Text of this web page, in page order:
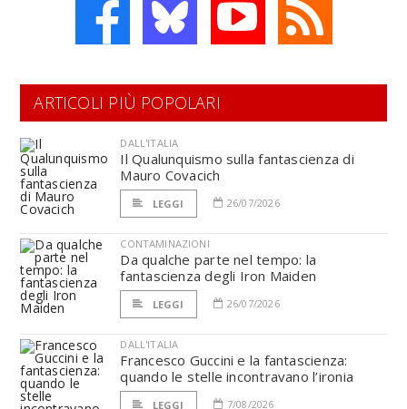
ARTICOLI PIÙ POPOLARI
DALL'ITALIA
Il Qualunquismo sulla fantascienza di
Mauro Covacich
LEGGI 26/07/2026
CONTAMINAZIONI
Da qualche parte nel tempo: la
fantascienza degli Iron Maiden
LEGGI 26/07/2026
DALL'ITALIA
Francesco Guccini e la fantascienza:
quando le stelle incontravano l’ironia
LEGGI 7/08/2026